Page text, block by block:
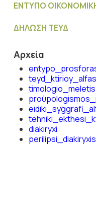
ΕΝΤΥΠΟ
ΔΗΛΩΣΗ ΤΕΥΔ
Αρχεία
timologio_meletis
diakiryxi